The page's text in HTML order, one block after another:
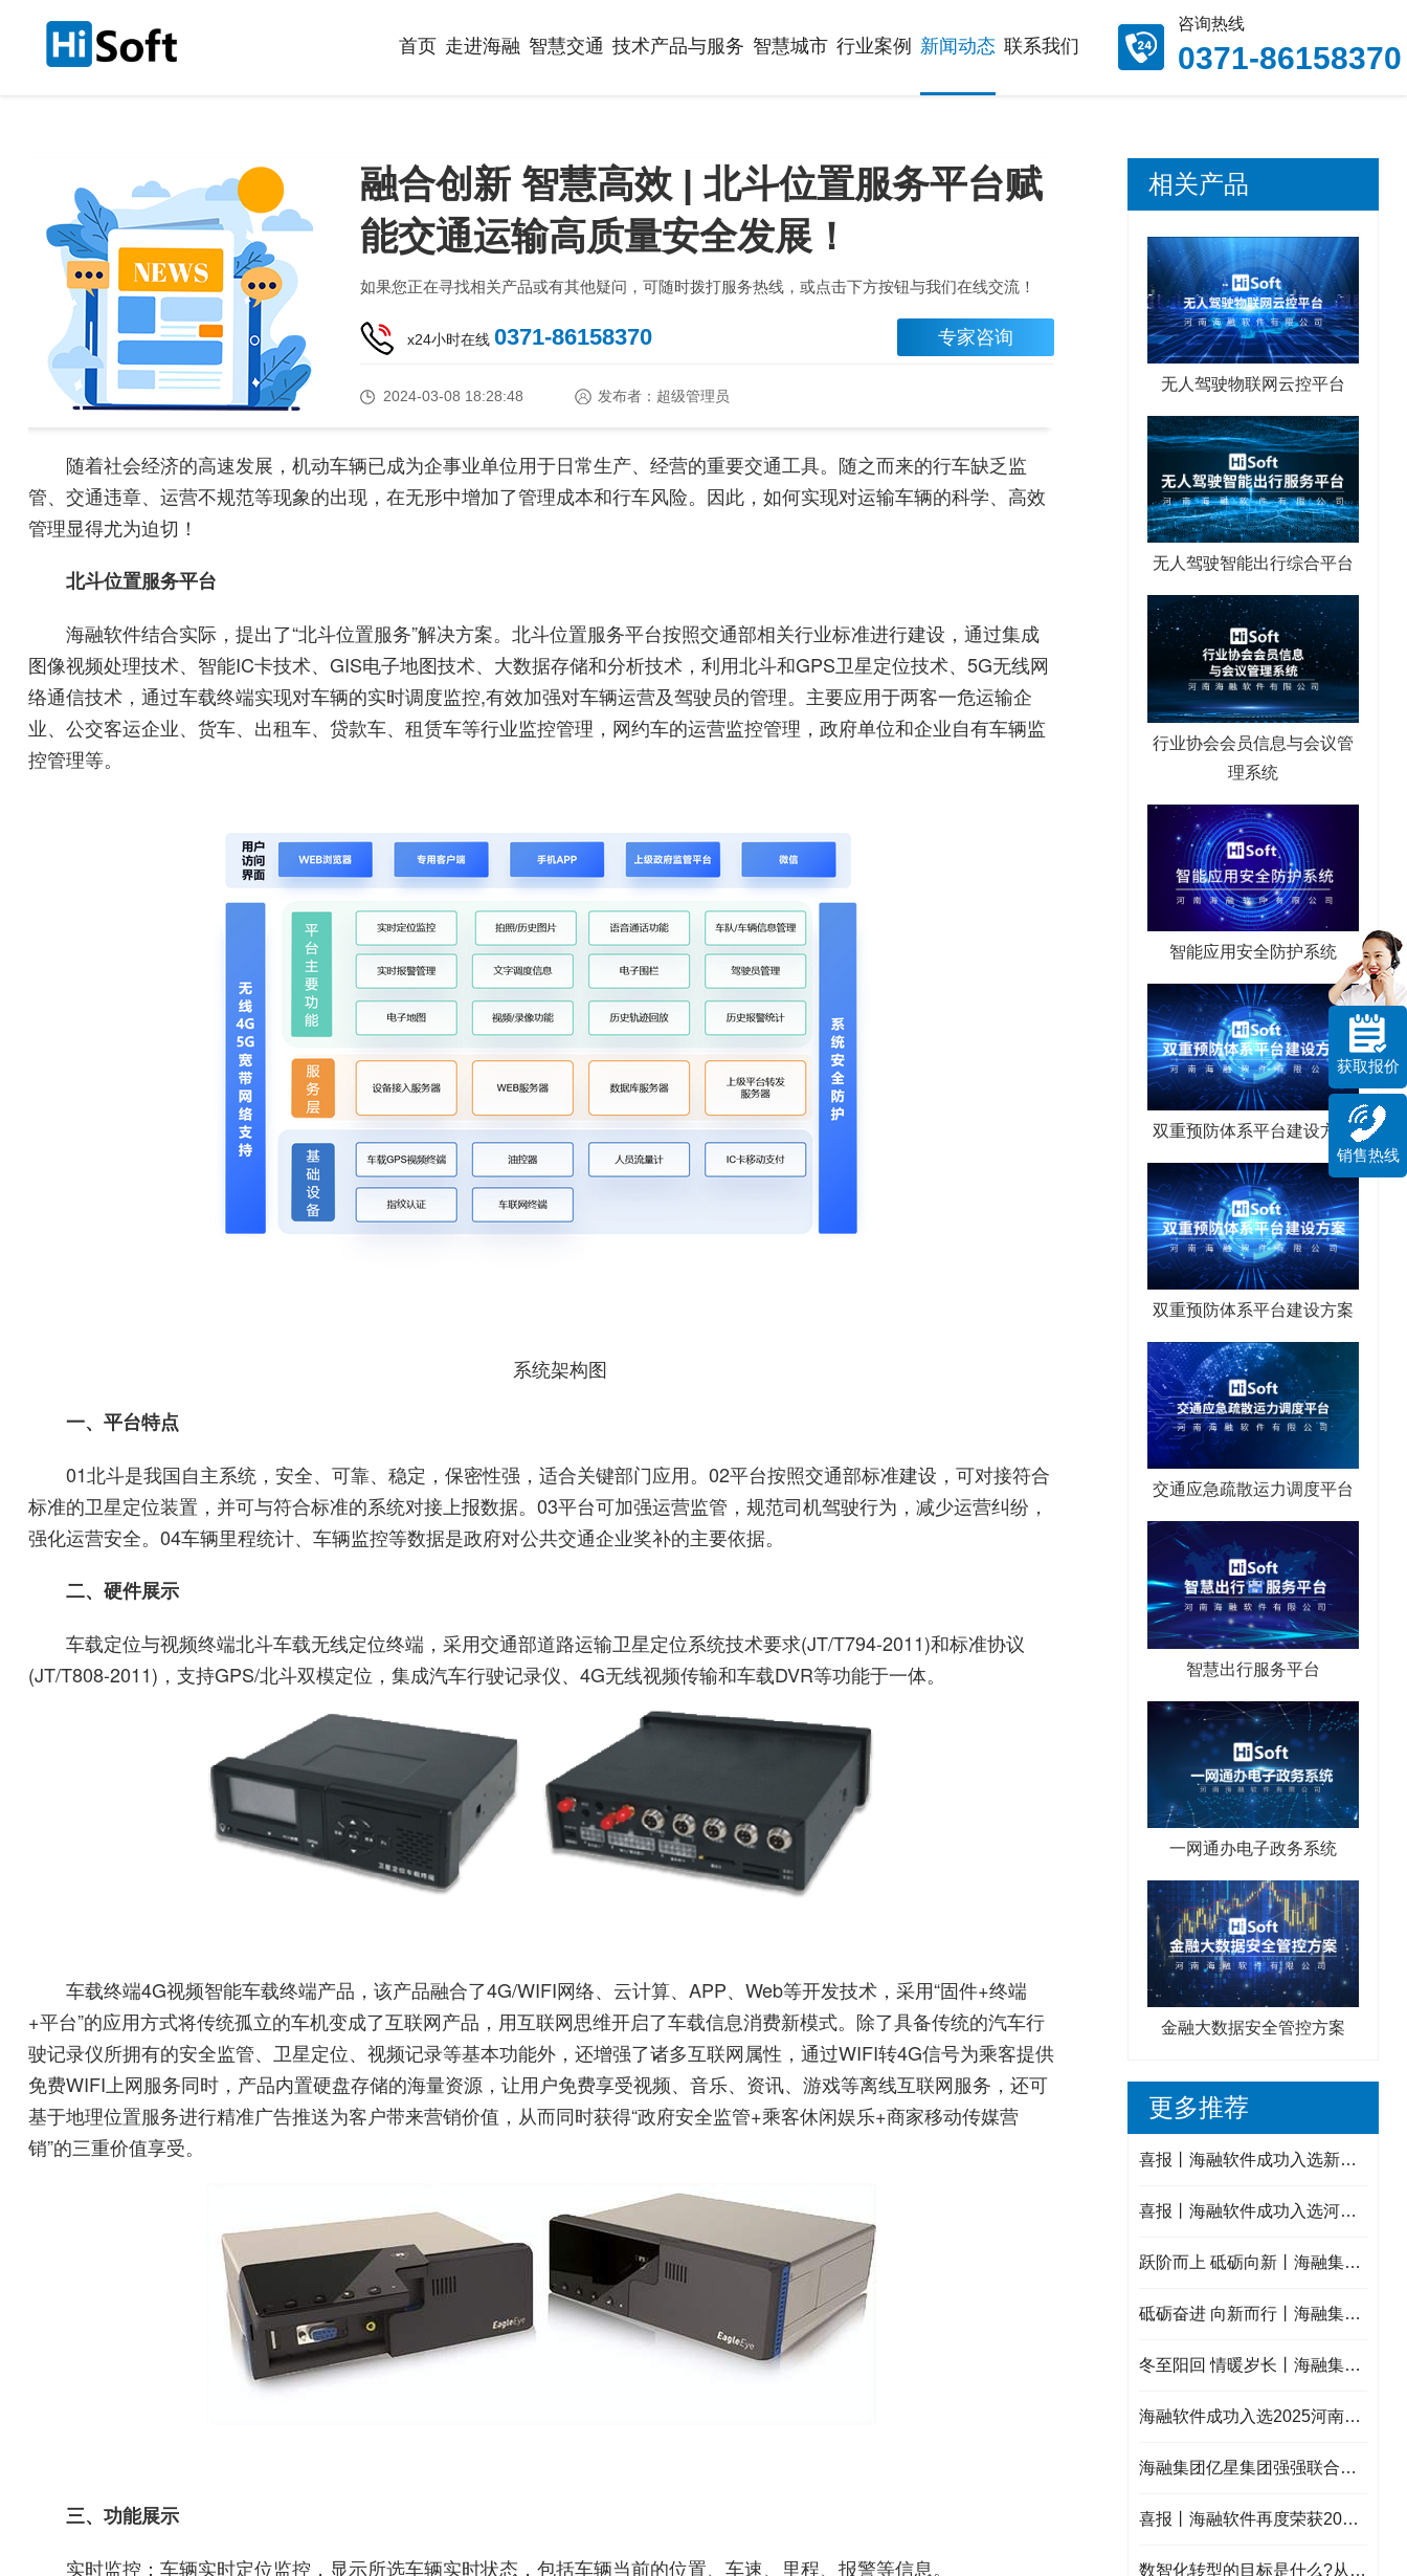
咨询热线
0371-86158370
首页 走进海融 智慧交通 技术产品与服务 智慧城市 行业案例 新闻动态 联系我们
融合创新 智慧高效 | 北斗位置服务平台赋
能交通运输高质量安全发展！
如果您正在寻找相关产品或有其他疑问，可随时拨打服务热线，或点击下方按钮与我们在线交流！
x24小时在线 0371-86158370 专家咨询
2024-03-08 18:28:48 发布者：超级管理员
随着社会经济的高速发展，机动车辆已成为企事业单位用于日常生产、经营的重要交通工具。随之而来的行车缺乏监
管、交通违章、运营不规范等现象的出现，在无形中增加了管理成本和行车风险。因此，如何实现对运输车辆的科学、高效
管理显得尤为迫切！
北斗位置服务平台
海融软件结合实际，提出了“北斗位置服务”解决方案。北斗位置服务平台按照交通部相关行业标准进行建设，通过集成
图像视频处理技术、智能IC卡技术、GIS电子地图技术、大数据存储和分析技术，利用北斗和GPS卫星定位技术、5G无线网
络通信技术，通过车载终端实现对车辆的实时调度监控,有效加强对车辆运营及驾驶员的管理。主要应用于两客一危运输企
业、公交客运企业、货车、出租车、贷款车、租赁车等行业监控管理，网约车的运营监控管理，政府单位和企业自有车辆监
控管理等。
系统架构图
一、平台特点
01北斗是我国自主系统，安全、可靠、稳定，保密性强，适合关键部门应用。02平台按照交通部标准建设，可对接符合
标准的卫星定位装置，并可与符合标准的系统对接上报数据。03平台可加强运营监管，规范司机驾驶行为，减少运营纠纷，
强化运营安全。04车辆里程统计、车辆监控等数据是政府对公共交通企业奖补的主要依据。
二、硬件展示
车载定位与视频终端北斗车载无线定位终端，采用交通部道路运输卫星定位系统技术要求(JT/T794-2011)和标准协议
(JT/T808-2011)，支持GPS/北斗双模定位，集成汽车行驶记录仪、4G无线视频传输和车载DVR等功能于一体。
车载终端4G视频智能车载终端产品，该产品融合了4G/WIFI网络、云计算、APP、Web等开发技术，采用“固件+终端
+平台”的应用方式将传统孤立的车机变成了互联网产品，用互联网思维开启了车载信息消费新模式。除了具备传统的汽车行
驶记录仪所拥有的安全监管、卫星定位、视频记录等基本功能外，还增强了诸多互联网属性，通过WIFI转4G信号为乘客提供
免费WIFI上网服务同时，产品内置硬盘存储的海量资源，让用户免费享受视频、音乐、资讯、游戏等离线互联网服务，还可
基于地理位置服务进行精准广告推送为客户带来营销价值，从而同时获得“政府安全监管+乘客休闲娱乐+商家移动传媒营
销”的三重价值享受。
三、功能展示
实时监控：车辆实时定位监控，显示所选车辆实时状态，包括车辆当前的位置、车速、里程、报警等信息。
相关产品
无人驾驶物联网云控平台
无人驾驶智能出行综合平台
行业协会会员信息与会议管
理系统
智能应用安全防护系统
双重预防体系平台建设方案
双重预防体系平台建设方案
交通应急疏散运力调度平台
智慧出行服务平台
一网通办电子政务系统
金融大数据安全管控方案
更多推荐
喜报丨海融软件成功入选新乡市中小企业数字化转型城市试点数字化服务商！
喜报丨海融软件成功入选河南省重点研发专项备选项目库入库项目！
跃阶而上 砥砺向新丨海融集团2025年度年终述职会议圆满结束！
砥砺奋进 向新而行丨海融集团2025年终大事记！
冬至阳回 情暖岁长丨海融集团冬至暖心福利来袭，提前祝大家冬至快乐！
海融软件成功入选2025河南省新服务新供给品牌企业典型案例！
海融集团亿星集团强强联合：亿星本地化服务平台启动，共绘智慧民生新蓝图！
喜报丨海融软件再度荣获2025 年河南省制造业数字化服务商！
数智化转型的目标是什么?从效率提升到商业模式创新
获取报价
销售热线